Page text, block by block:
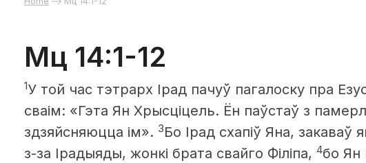
Мц 14:1-12
1У той час тэтрарх Ірад пачуў пагалоску пра
сваім: «Гэта Ян Хрысціцель. Ён паўстаў з
здзяйсняюцца ім». 3Бо Ірад схапіў Яна, закаваў
з-за Ірадыяды, жонкі брата свайго Філіпа, 4бо Ян